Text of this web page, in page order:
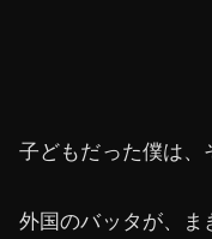
子どもだった僕は、
外国のバッタが、ま